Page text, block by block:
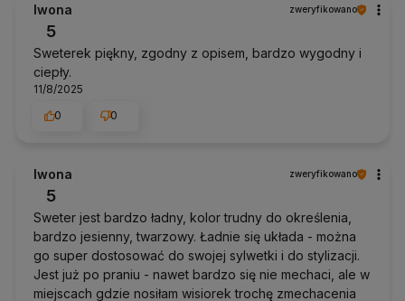
Iwona zweryfikowano
5
Sweterek piękny, zgodny z opisem, bardzo wygodny i
ciepły.
11/8/2025
0
0
Iwona zweryfikowano
5
Sweter jest bardzo ładny, kolor trudny do określenia,
bardzo jesienny, twarzowy. Ładnie się układa - można
go super dostosować do swojej sylwetki i do stylizacji.
Jest już po praniu - nawet bardzo się nie mechaci, ale w
miejscach gdzie nosiłam wisiorek trochę zmechacenia